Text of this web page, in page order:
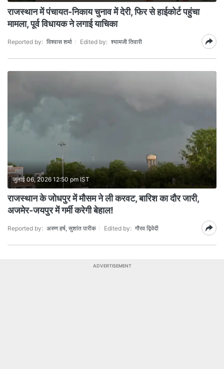
राजस्थान में पंचायत-निकाय चुनाव में देरी, फिर से हाईकोर्ट पहुंचा
मामला, पूर्व विधायक ने लगाई याचिका
Reported by: विश्वास शर्मा Edited by: श्यामजी तिवारी
जुलाई 06, 2026 12:50 pm IST
राजस्थान के जोधपुर में मौसम ने ली करवट, बारिश का दौर जारी,
अजमेर-जयपुर में गर्मी करेगी बेहाल!
Reported by: अरुण हर्ष, सुशांत पारीक Edited by: गौरव द्विवेदी
ADVERTISEMENT